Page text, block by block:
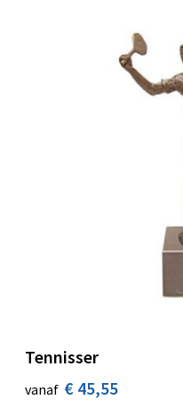
Tennisser
vanaf € 45,55